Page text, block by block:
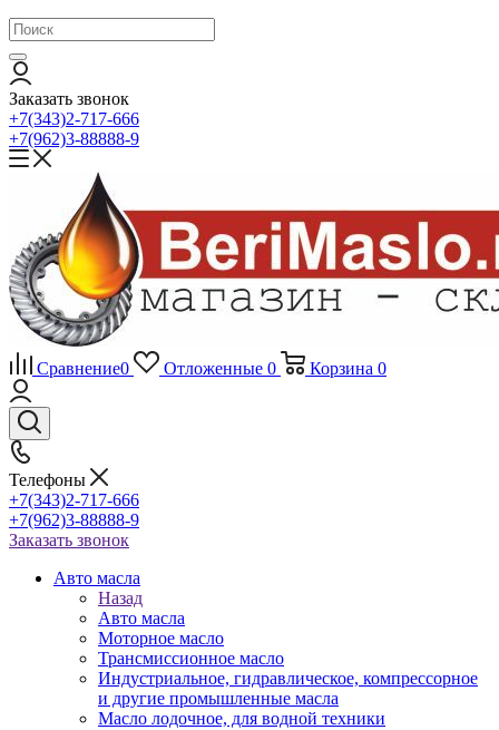
Заказать звонок
+7(343)2-717-666
+7(962)3-88888-9
Сравнение0 Отложенные 0 Корзина 0
Телефоны
+7(343)2-717-666
+7(962)3-88888-9
Заказать звонок
Авто масла
Назад
Авто масла
Моторное масло
Трансмиссионное масло
Индустриальное, гидравлическое, компрессорное
и другие промышленные масла
Масло лодочное, для водной техники